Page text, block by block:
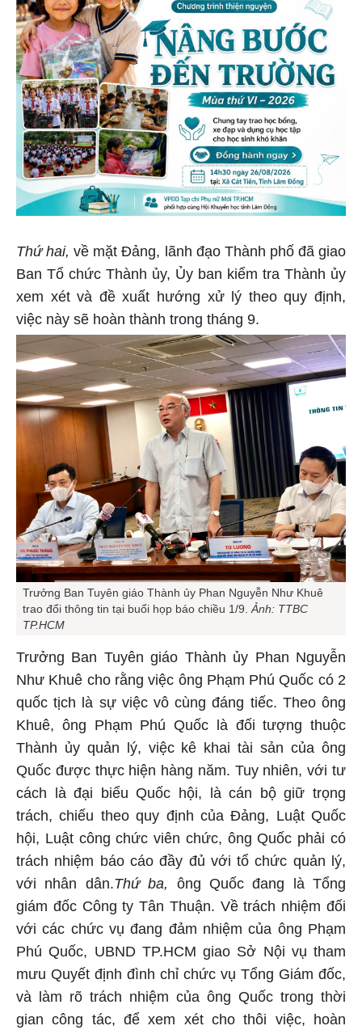
Thứ hai, về mặt Đảng, lãnh đạo Thành phố đã giao
Ban Tổ chức Thành ủy, Ủy ban kiểm tra Thành ủy
xem xét và đề xuất hướng xử lý theo quy định,
việc này sẽ hoàn thành trong tháng 9.
Trưởng Ban Tuyên giáo Thành ủy Phan Nguyễn Như Khuê
trao đổi thông tin tại buổi họp báo chiều 1/9.
Ảnh: TTBC
TP.HCM
Trưởng Ban Tuyên giáo Thành ủy Phan Nguyễn
Như Khuê cho rằng việc ông Phạm Phú Quốc có 2
quốc tịch là sự việc vô cùng đáng tiếc. Theo ông
Khuê, ông Phạm Phú Quốc là đối tượng thuộc
Thành ủy quản lý, việc kê khai tài sản của ông
Quốc được thực hiện hàng năm. Tuy nhiên, với tư
cách là đại biểu Quốc hội, là cán bộ giữ trọng
trách, chiếu theo quy định của Đảng, Luật Quốc
hội, Luật công chức viên chức, ông Quốc phải có
trách nhiệm báo cáo đầy đủ với tổ chức quản lý,
với nhân dân. Thứ ba,
ông Quốc đang là Tổng
giám đốc Công ty Tân Thuận. Về trách nhiệm đối
với các chức vụ đang đảm nhiệm của ông Phạm
Phú Quốc, UBND TP.HCM giao Sở Nội vụ tham
mưu Quyết định đình chỉ chức vụ Tổng Giám đốc,
và làm rõ trách nhiệm của ông Quốc trong thời
gian công tác, để xem xét cho thôi việc, hoàn